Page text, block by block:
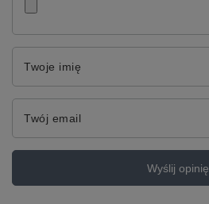
Twoje imię
Twój email
Wyślij opinię